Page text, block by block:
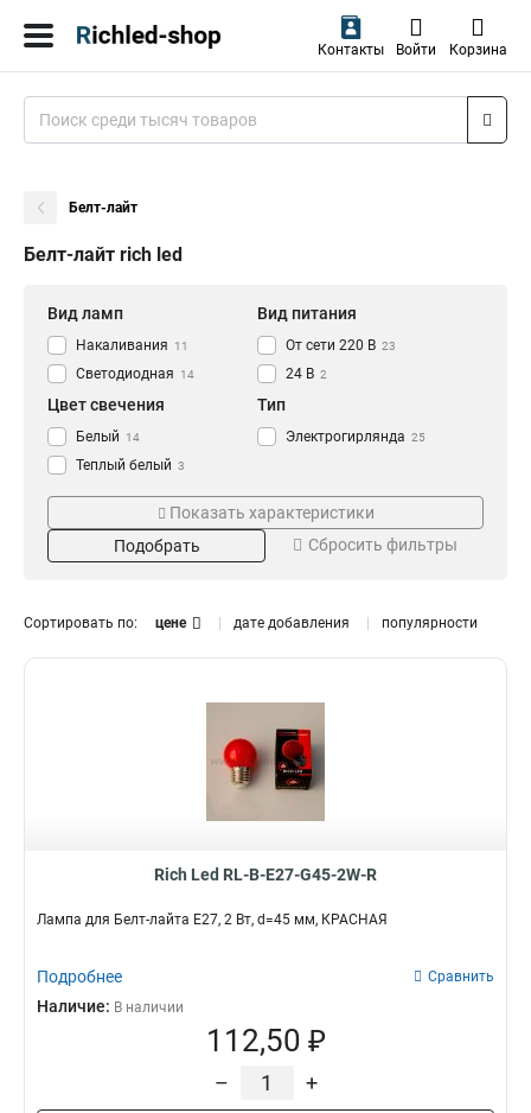
Контакты Войти Корзина
Белт-лайт
Белт-лайт rich led
Вид ламп
Накаливания 11
Светодиодная 14
Вид питания
От сети 220 В 23
24 В 2
Цвет свечения
Белый 14
Теплый белый 3
Красный 2
Синий 2
Тип
Электрогирлянда 25
Степень защиты
IP65
IP54 7
Количество ламп, шт Вид
Постоянное 0
Место использования
Показать характеристики
Подобрать
Сбросить фильтры
Сортировать по: цене дате добавления популярности
Rich Led RL-B-E27-G45-2W-R
Лампа для Белт-лайта Е27, 2 Вт, d=45 мм, КРАСНАЯ
Подробнее Сравнить
Наличие: В наличии
112,50 ₽
– +